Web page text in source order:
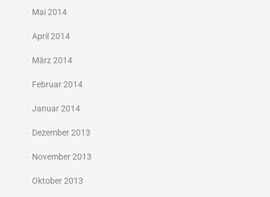
Mai 2014
April 2014
März 2014
Februar 2014
Januar 2014
Dezember 2013
November 2013
Oktober 2013